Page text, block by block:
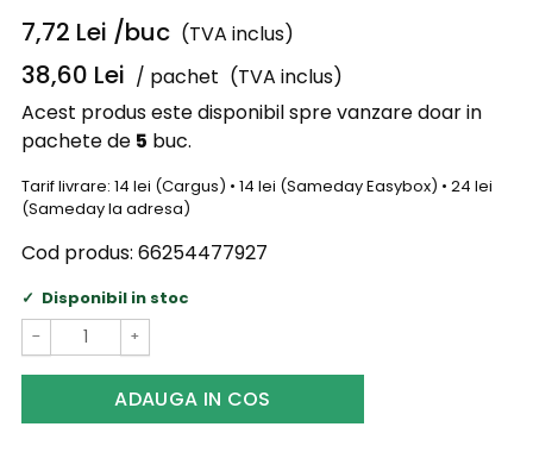
7,72 Lei /buc (TVA inclus)
38,60 Lei / pachet (TVA inclus)
Acest produs este disponibil spre vanzare doar in
pachete de 5 buc.
Tarif livrare: 14 lei (Cargus) • 14 lei (Sameday Easybox) • 24 lei
(Sameday la adresa)
Cod produs: 66254477927
Disponibil in stoc
− +
ADAUGA IN COS